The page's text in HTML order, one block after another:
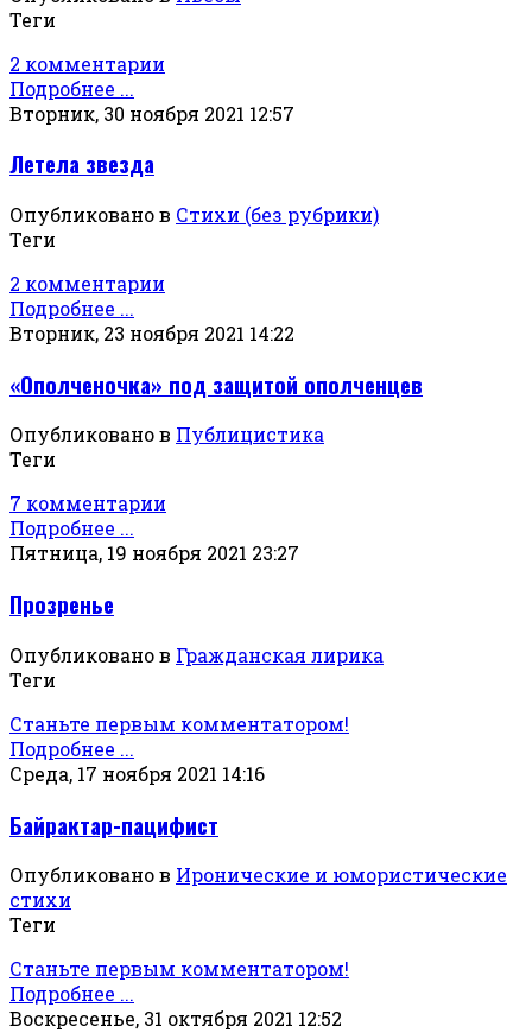
Теги
2 комментарии
Подробнее ...
Вторник, 30 ноября 2021 12:57
Летела звезда
Опубликовано в Стихи (без рубрики)
Теги
2 комментарии
Подробнее ...
Вторник, 23 ноября 2021 14:22
«Ополченочка» под защитой ополченцев
Опубликовано в Публицистика
Теги
7 комментарии
Подробнее ...
Пятница, 19 ноября 2021 23:27
Прозренье
Опубликовано в Гражданская лирика
Теги
Станьте первым комментатором!
Подробнее ...
Среда, 17 ноября 2021 14:16
Байрактар-пацифист
Опубликовано в Иронические и юмористические
стихи
Теги
Станьте первым комментатором!
Подробнее ...
Воскресенье, 31 октября 2021 12:52